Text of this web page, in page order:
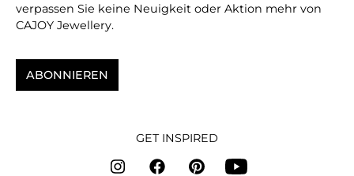
verpassen Sie keine Neuigkeit oder Aktion mehr von
CAJOY Jewellery.
ABONNIEREN
GET INSPIRED